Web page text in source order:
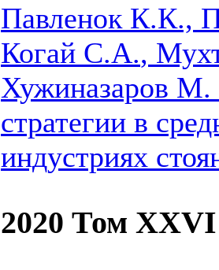
Павленок К.К.,
Когай С.А.,
Хужиназаров М.
стратегии в
индустриях
2020 Том XXVI